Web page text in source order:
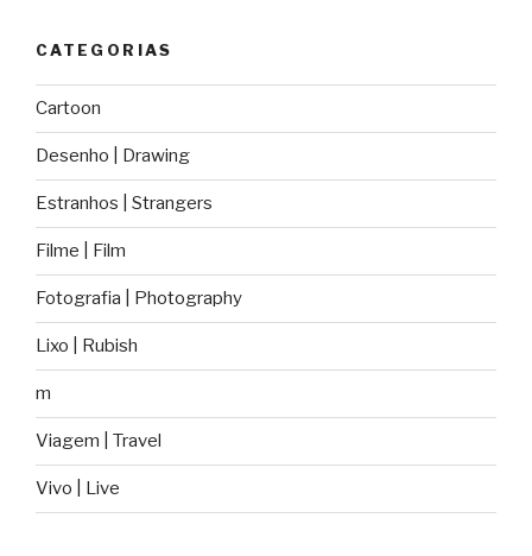
CATEGORIAS
Cartoon
Desenho | Drawing
Estranhos | Strangers
Filme | Film
Fotografia | Photography
Lixo | Rubish
m
Viagem | Travel
Vivo | Live